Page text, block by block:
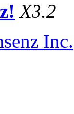
X3.2
Inc.